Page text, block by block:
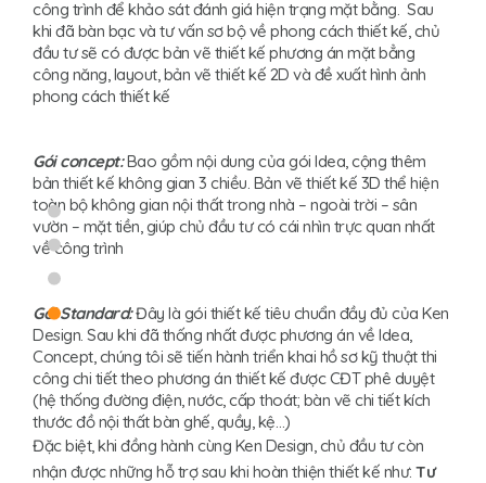
công trình để khảo sát đánh giá hiện trạng mặt bằng. Sau
khi đã bàn bạc và tư vấn sơ bộ về phong cách thiết kế, chủ
đầu tư sẽ có được bản vẽ thiết kế phương án mặt bẳng
công năng, layout, bản vẽ thiết kế 2D và đề xuất hình ảnh
phong cách thiết kế
Gói concept:Bao gồm nội dung của gói Idea, cộng thêm
bản thiết kế không gian 3 chiều. Bản vẽ thiết kế 3D thể hiện
toàn bộ không gian nội thất trong nhà – ngoài trời – sân
vườn – mặt tiền, giúp chủ đầu tư có cái nhìn trực quan nhất
về công trình
Gói Standard:Đây là gói thiết kế tiêu chuẩn đầy đủ của Ken
Design. Sau khi đã thống nhất được phương án về Idea,
Concept, chúng tôi sẽ tiến hành triển khai hồ sơ kỹ thuật thi
công chi tiết theo phương án thiết kế được CĐT phê duyệt
(hệ thống đường điện, nước, cấp thoát; bàn vẽ chi tiết kích
thước đồ nội thất bàn ghế, quầy, kệ…)
Đặc biệt, khi đồng hành cùng Ken Design, chủ đầu tư còn
nhận được những hỗ trợ sau khi hoàn thiện thiết kế như: Tư